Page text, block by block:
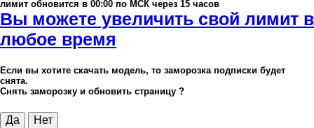
лимит обновится в 00:00 по МСК через 15 часов
Вы можете увеличить свой лимит в
любое время
Если вы хотите скачать модель, то заморозка подписки будет
снята.
Снять заморозку и обновить страницу ?
Да Нет